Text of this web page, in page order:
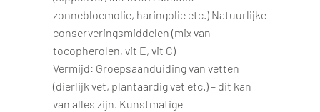
zonnebloemolie, haringolie etc.) Natuurlijke
conserveringsmiddelen (mix van
tocopherolen, vit E, vit C)
Vermijd: Groepsaanduiding van vetten
(dierlijk vet, plantaardig vet etc.) – dit kan
van alles zijn. Kunstmatige